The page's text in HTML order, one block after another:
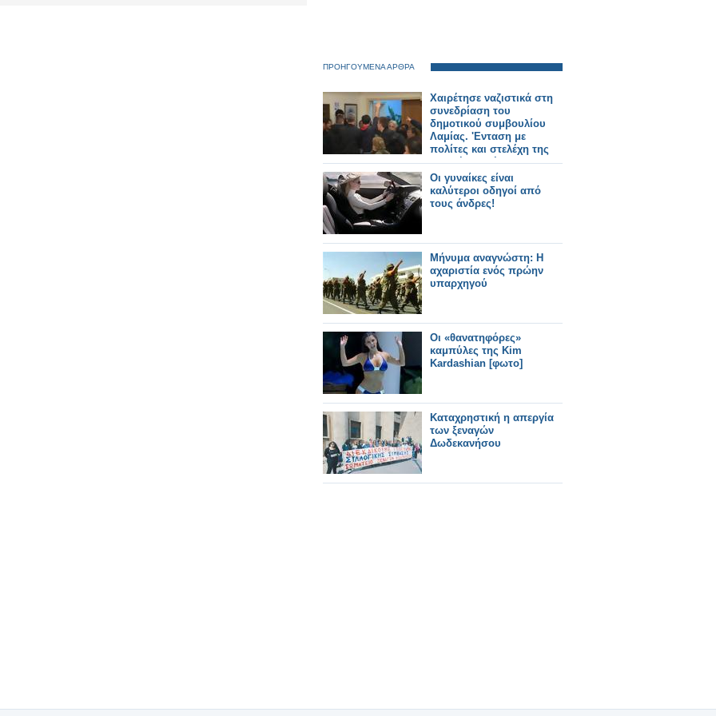
ΠΡΟΗΓΟΥΜΕΝΑ ΑΡΘΡΑ
Χαιρέτησε ναζιστικά στη
συνεδρίαση του
δημοτικού συμβουλίου
Λαμίας. 'Eνταση με
πολίτες και στελέχη της
Χρυσής Αυγής [video]
Οι γυναίκες είναι
καλύτεροι οδηγοί από
τους άνδρες!
Μήνυμα αναγνώστη: Η
αχαριστία ενός πρώην
υπαρχηγού
Οι «θανατηφόρες»
καμπύλες της Kim
Kardashian [φωτο]
Καταχρηστική η απεργία
των ξεναγών
Δωδεκανήσου